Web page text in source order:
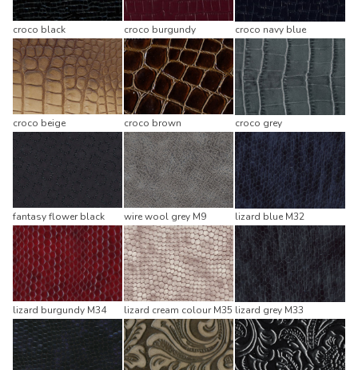
croco black croco burgundy croco navy blue
croco beige croco brown croco grey
fantasy flower black wire wool grey M9 lizard blue M32
lizard burgundy M34 lizard cream colour M35 lizard grey M33